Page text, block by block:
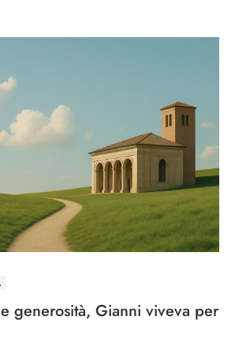
generosità, Gianni viveva per